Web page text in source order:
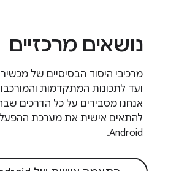
נושאים מרכזיים
ועד לתכונות המתקדמות
אנחנו מסבירים על כל הדרכים
להתאים אישית את מערכת
Android.